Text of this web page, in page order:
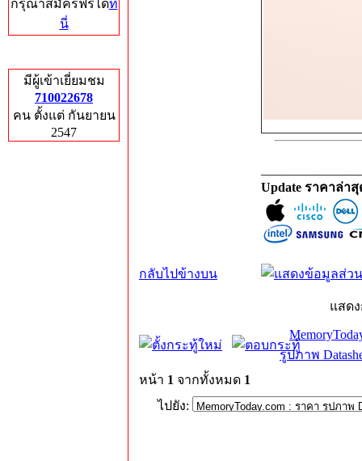
กรุณาสมัครฟรีได้ที่
นี่
มีผู้เข้าเยี่ยมชม
710022678
คน ตั้งแต่ กันยายน
2547
Update ราคาล่า
กลับไปข้างบน
แสด
รูปภาพ
หน้า 1 จากทั้งหมด 1
ไปยัง: